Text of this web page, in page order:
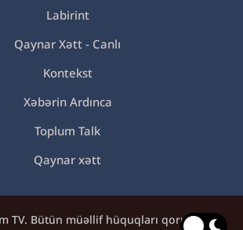
Labirint
Qaynar Xətt - Canlı
Kontekst
Xəbərin Ardınca
Toplum Talk
Qaynar xətt
TV. Bütün müəllif hüquqları qorunur.